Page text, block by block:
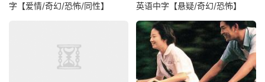
字【爱情/奇幻/恐怖/同性】
英语中字【悬疑/奇幻/恐怖】